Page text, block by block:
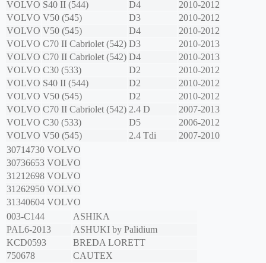
VOLVO S40 II (544) D4
2010-2012
VOLVO V50 (545) D3
2010-2012
VOLVO V50 (545) D4
2010-2012
VOLVO C70 II Cabriolet (542) D3
2010-2013
VOLVO C70 II Cabriolet (542) D4
2010-2013
VOLVO C30 (533) D2
2010-2012
VOLVO S40 II (544) D2
2010-2012
VOLVO V50 (545) D2
2010-2012
VOLVO C70 II Cabriolet (542) 2.4 D
2007-2013
VOLVO C30 (533) D5
2006-2012
VOLVO V50 (545) 2.4 Tdi
2007-2010
30714730 VOLVO
30736653 VOLVO
31212698 VOLVO
31262950 VOLVO
31340604 VOLVO
003-C144
ASHIKA
PAL6-2013
ASHUKI by Palidium
KCD0593
BREDA LORETT
750678
CAUTEX